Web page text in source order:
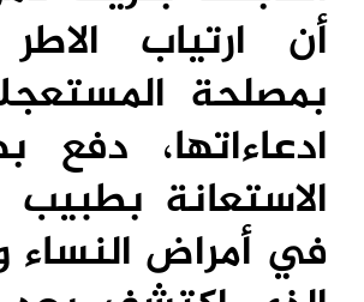
أن ارتياب
بمصلحة
ادعاءاتها، دفع
الاستعانة
في أمراض النساء